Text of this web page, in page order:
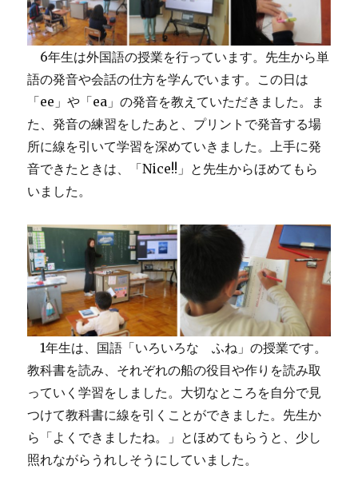
6年生は外国語の授業を行っています。先生から単
語の発音や会話の仕方を学んでいます。この日は
「ee」や「ea」の発音を教えていただきました。ま
た、発音の練習をしたあと、プリントで発音する場
所に線を引いて学習を深めていきました。上手に発
音できたときは、「Nice!!」と先生からほめてもら
いました。
1年生は、国語「いろいろな ふね」の授業です。
教科書を読み、それぞれの船の役目や作りを読み取
っていく学習をしました。大切なところを自分で見
つけて教科書に線を引くことができました。先生か
ら「よくできましたね。」とほめてもらうと、少し
照れながらうれしそうにしていました。